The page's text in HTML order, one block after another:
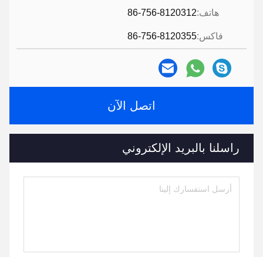
هاتف:86-756-8120312
فاكس:86-756-8120355
اتصل الآن
راسلنا بالبريد الإلكتروني